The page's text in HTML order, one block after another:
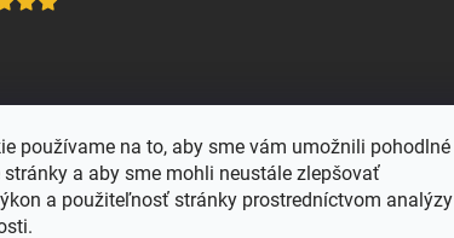
používame na to, aby sme vám umožnili pohodlné
stránky a aby sme mohli neustále zlepšovať
a použiteľnosť stránky prostredníctvom analýzy